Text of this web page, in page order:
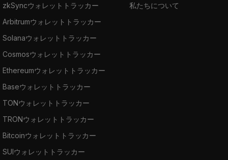
zkSyncウォレットトラッカー
Arbitrumウォレットトラッカー
Solanaウォレットトラッカー
Cosmosウォレットトラッカー
Ethereumウォレットトラッカー
Baseウォレットトラッカー
TONウォレットトラッカー
TRONウォレットトラッカー
Bitcoinウォレットトラッカー
SUIウォレットトラッカー
私たちについて